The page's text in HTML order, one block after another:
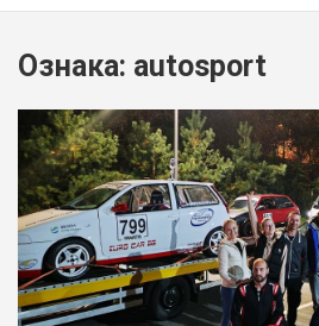
Ознака: autosport